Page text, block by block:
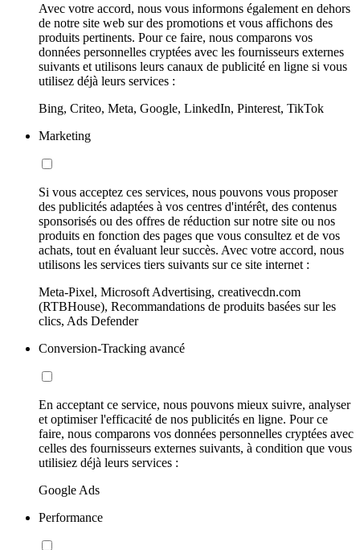
Avec votre accord, nous vous informons également en dehors
de notre site web sur des promotions et vous affichons des
produits pertinents. Pour ce faire, nous comparons vos
données personnelles cryptées avec les fournisseurs externes
suivants et utilisons leurs canaux de publicité en ligne si vous
utilisez déjà leurs services :
Bing, Criteo, Meta, Google, LinkedIn, Pinterest, TikTok
Marketing
Si vous acceptez ces services, nous pouvons vous proposer
des publicités adaptées à vos centres d'intérêt, des contenus
sponsorisés ou des offres de réduction sur notre site ou nos
produits en fonction des pages que vous consultez et de vos
achats, tout en évaluant leur succès. Avec votre accord, nous
utilisons les services tiers suivants sur ce site internet :
Meta-Pixel, Microsoft Advertising, creativecdn.com
(RTBHouse), Recommandations de produits basées sur les
clics, Ads Defender
Conversion-Tracking avancé
En acceptant ce service, nous pouvons mieux suivre, analyser
et optimiser l'efficacité de nos publicités en ligne. Pour ce
faire, nous comparons vos données personnelles cryptées avec
celles des fournisseurs externes suivants, à condition que vous
utilisiez déjà leurs services :
Google Ads
Performance